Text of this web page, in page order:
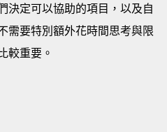
決定可以協助的項目，以及自
需要特別額外花時間思考與限
較重要。